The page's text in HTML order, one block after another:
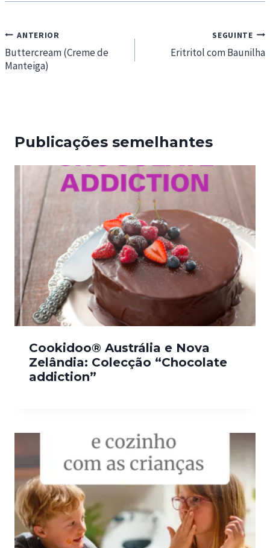
Navegação
de
artigos
ANTERIOR
Buttercream (Creme de
Manteiga)
SEGUINTE
Eritritol com Baunilha
Publicações semelhantes
Cookidoo® Austrália e Nova
Zelândia: Colecção “Chocolate
addiction”